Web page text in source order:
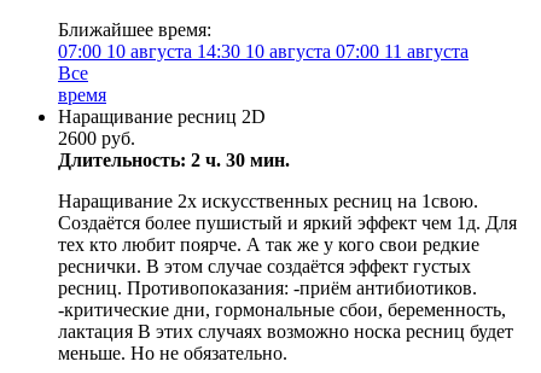
Ближайшее время:
07:00 10 августа 14:30 10 августа 07:00 11 августа
Все
время
Наращивание ресниц 2D
2600 руб.
Длительность: 2 ч. 30 мин.
Наращивание 2х искусственных ресниц на 1свою.
Создаётся более пушистый и яркий эффект чем 1д. Для
тех кто любит поярче. А так же у кого свои редкие
реснички. В этом случае создаётся эффект густых
ресниц. Противопоказания: -приём антибиотиков.
-критические дни, гормональные сбои, беременность,
лактация В этих случаях возможно носка ресниц будет
меньше. Но не обязательно.